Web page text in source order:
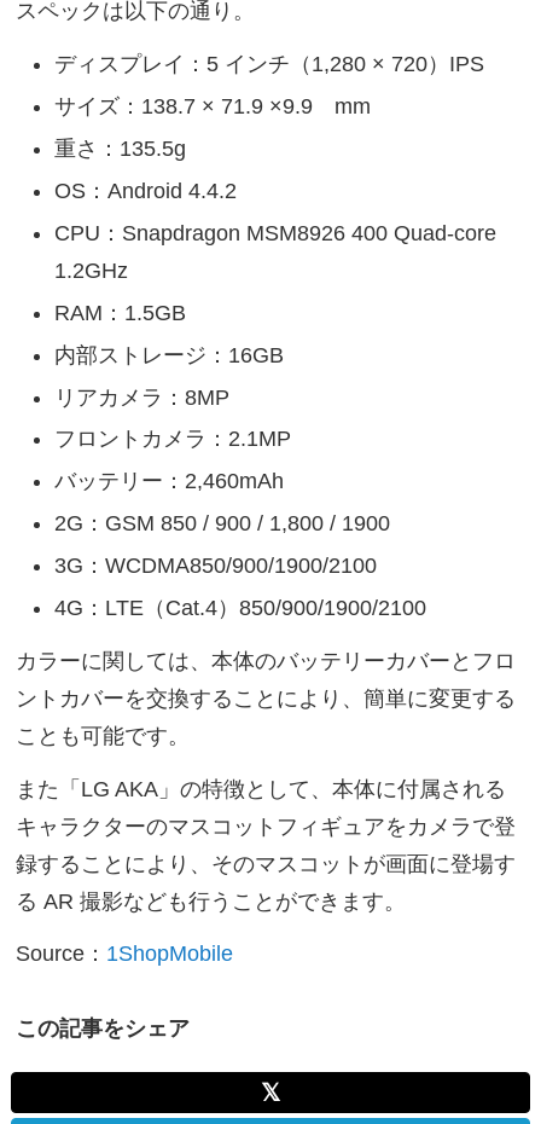
スペックは以下の通り。
ディスプレイ：5 インチ（1,280 × 720）IPS
サイズ：138.7 × 71.9 ×9.9 mm
重さ：135.5g
OS：Android 4.4.2
CPU：Snapdragon MSM8926 400 Quad-core
1.2GHz
RAM：1.5GB
内部ストレージ：16GB
リアカメラ：8MP
フロントカメラ：2.1MP
バッテリー：2,460mAh
2G：GSM 850 / 900 / 1,800 / 1900
3G：WCDMA850/900/1900/2100
4G：LTE（Cat.4）850/900/1900/2100
カラーに関しては、本体のバッテリーカバーとフロ
ントカバーを交換することにより、簡単に変更する
ことも可能です。
また「LG AKA」の特徴として、本体に付属される
キャラクターのマスコットフィギュアをカメラで登
録することにより、そのマスコットが画面に登場す
る AR 撮影なども行うことができます。
Source： 1ShopMobile
この記事をシェア
𝕏